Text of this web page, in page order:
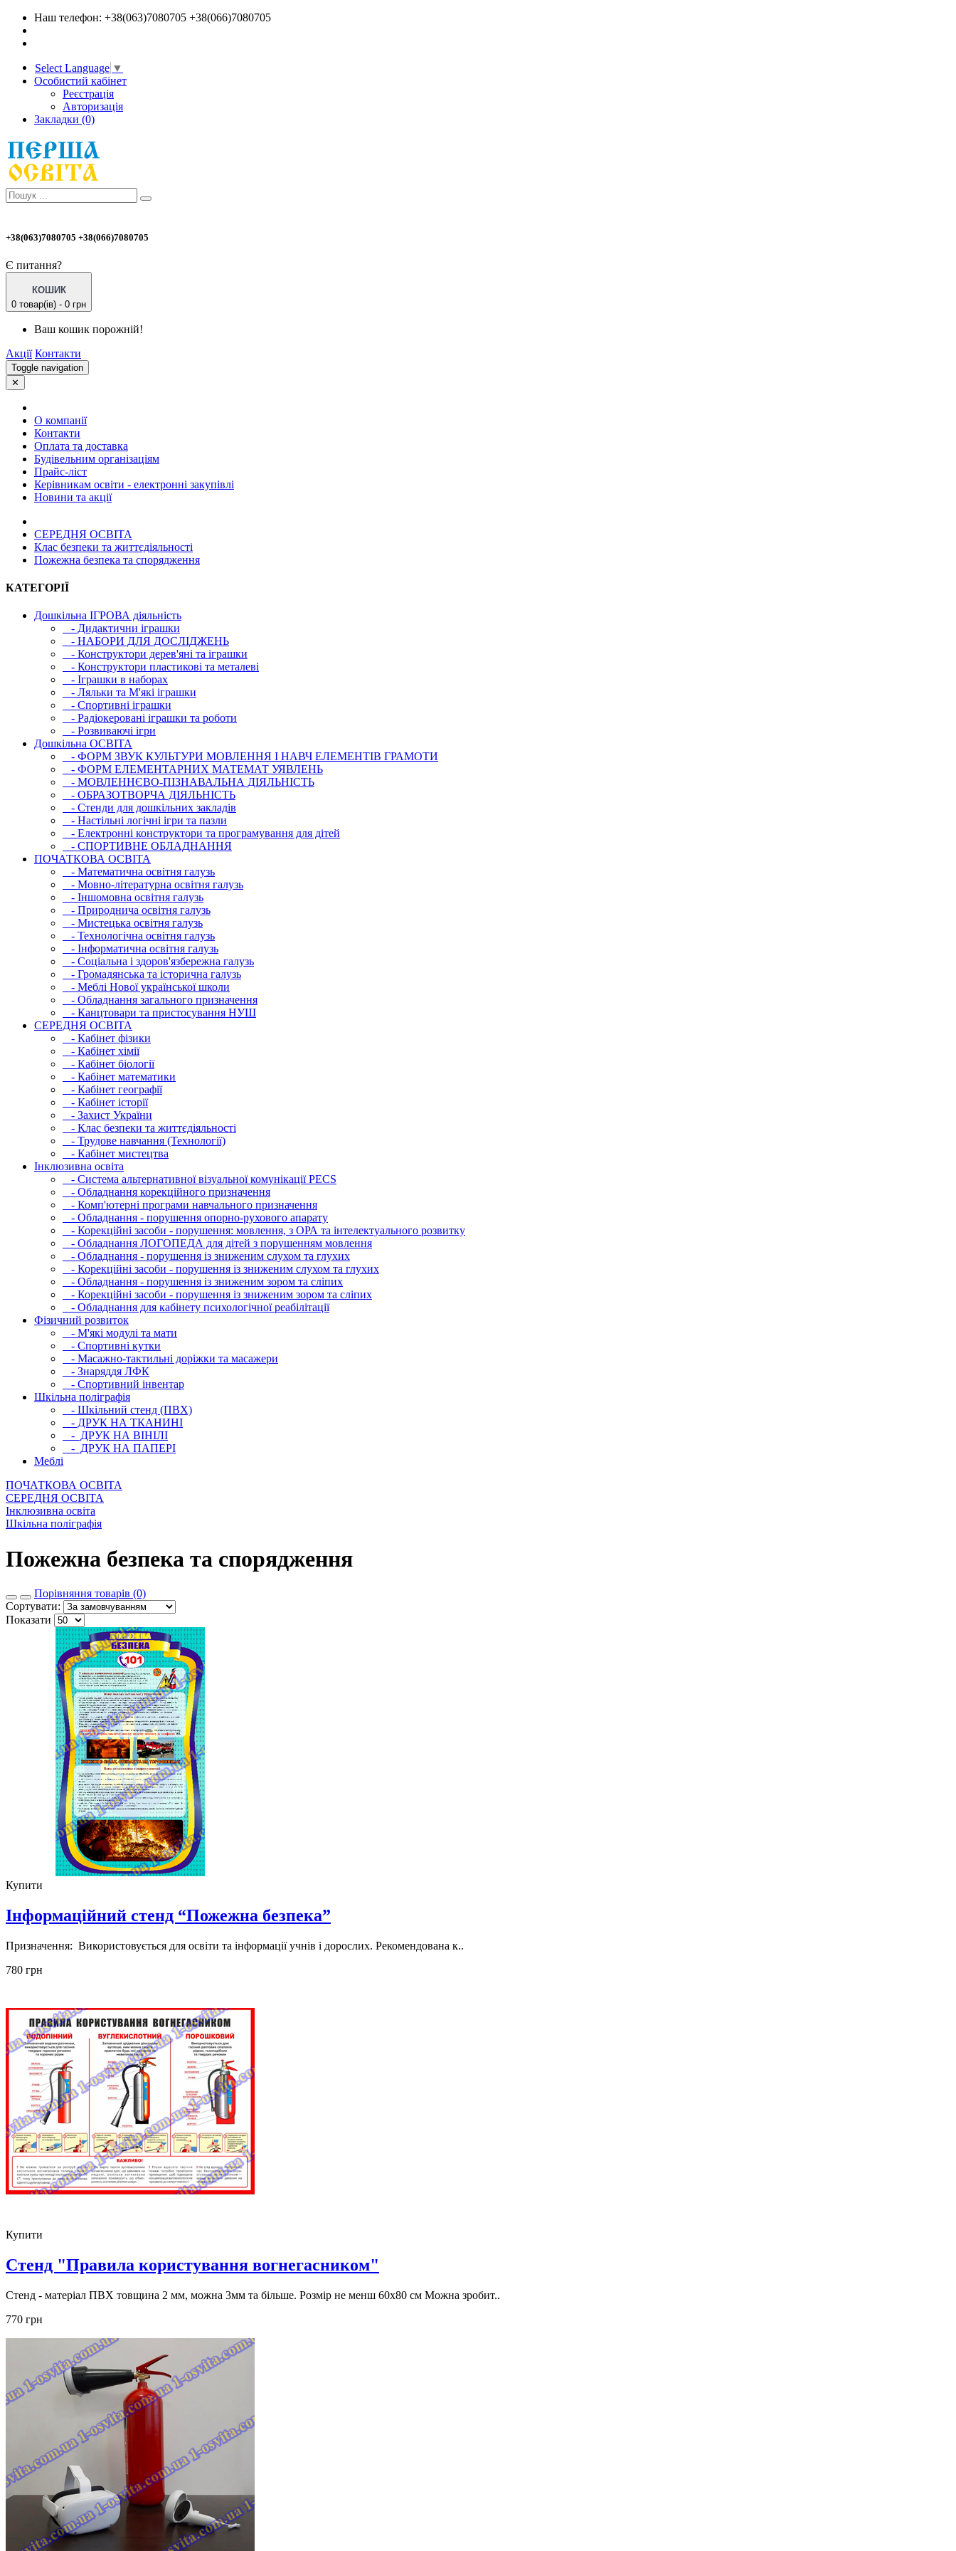
Наш телефон: +38(063)7080705 +38(066)7080705
Select Language ▼
Особистий кабінет
Реєстрація
Авторизація
Закладки (0)
+38(063)7080705 +38(066)7080705
Є питання?
КОШИК
0 товар(ів) - 0 грн
Ваш кошик порожній!
Акції Контакти
Toggle navigation
✕
О компанії
Контакти
Оплата та доставка
Будівельним організаціям
Прайс-ліст
Керівникам освіти - електронні закупівлі
Новини та акції
СЕРЕДНЯ ОСВIТА
Клас безпеки та життєдіяльності
Пожежна безпека та спорядження
КАТЕГОРІЇ
Дошкільна ІГРОВА діяльність
- Дидактични іграшки
- НАБОРИ ДЛЯ ДОСЛІДЖЕНЬ
- Конструктори дерев'яні та іграшки
- Конструктори пластикові та металеві
- Іграшки в наборах
- Ляльки та М'які іграшки
- Спортивні іграшки
- Радіокеровані іграшки та роботи
- Розвиваючі ігри
Дошкільна ОСВIТА
- ФОРМ ЗВУК КУЛЬТУРИ МОВЛЕННЯ І НАВЧ ЕЛЕМЕНТІВ ГРАМОТИ
- ФОРМ ЕЛЕМЕНТАРНИХ МАТЕМАТ УЯВЛЕНЬ
- МОВЛЕННЄВО-ПІЗНАВАЛЬНА ДІЯЛЬНІСТЬ
- ОБРАЗОТВОРЧА ДІЯЛЬНІСТЬ
- Стенди для дошкільних закладів
- Настільні логічні ігри та пазли
- Електронні конструктори та програмування для дітей
- СПОРТИВНЕ ОБЛАДНАННЯ
ПОЧАТКОВА ОСВIТА
- Математична освітня галузь
- Мовно-літературна освітня галузь
- Iншомовна освітня галузь
- Природнича освітня галузь
- Мистецька освітня галузь
- Технологічна освітня галузь
- Інфopматична освітня галузь
- Соціальна і здоров'язбережна галузь
- Громадянська та історична галузь
- Меблі Нової української школи
- Обладнання загального призначення
- Канцтовари та пристосування НУШ
СЕРЕДНЯ ОСВIТА
- Кабінет фізики
- Кабінет хімії
- Кабінет біології
- Кабінет математики
- Кабінет географії
- Кабінет історії
- Захист України
- Клас безпеки та життєдіяльності
- Трудове навчання (Технології)
- Кабінет мистецтва
Інклюзивна освіта
- Система альтернативної візуальної комунікації PECS
- Обладнання корекційного призначення
- Комп'ютерні програми навчального призначення
- Обладнання - порушення опорно-рухового апарату
- Корекційні засоби - порушення: мовлення, з ОРА та інтелектуального розвитку
- Обладнання ЛОГОПЕДА для дітей з порушенням мовлення
- Обладнання - порушення із зниженим слухом та глухих
- Корекційні засоби - порушення із зниженим слухом та глухих
- Обладнання - порушення із зниженим зором та сліпих
- Корекційні засоби - порушення із зниженим зором та сліпих
- Обладнання для кабінету психологічної реабілітації
Фізичний розвиток
- М'які модулi та мати
- Спортивні кутки
- Масажно-тактильні доріжки та масажери
- Знаряддя ЛФК
- Спортивний інвентар
Шкільна поліграфія
- Шкільний стенд (ПВХ)
- ДРУК НА ТКАНИНІ
- ДРУК НА ВІНІЛІ
- ДРУК НА ПАПЕРІ
Меблі
ПОЧАТКОВА ОСВIТА
СЕРЕДНЯ ОСВIТА
Інклюзивна освіта
Шкільна поліграфія
Пожежна безпека та спорядження
Порівняння товарів (0)
Сортувати:
Показати
Купити
Інформаційний стенд “Пожежна безпека”
Призначення: Використовується для освіти та інформації учнів і дорослих. Рекомендована к..
780 грн
Купити
Стенд "Правила користування вогнегасником"
Стенд - матеріал ПВХ товщина 2 мм, можна 3мм та бiльше. Розмір не менш 60х80 см Можна зробит..
770 грн